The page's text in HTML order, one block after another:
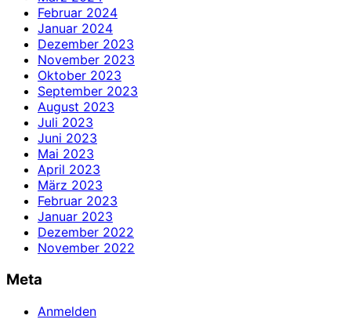
Februar 2024
Januar 2024
Dezember 2023
November 2023
Oktober 2023
September 2023
August 2023
Juli 2023
Juni 2023
Mai 2023
April 2023
März 2023
Februar 2023
Januar 2023
Dezember 2022
November 2022
Meta
Anmelden